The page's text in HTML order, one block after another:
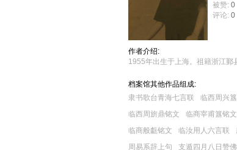
被赞: 0
评论: 0
作者介绍:
1955年出生于上海。祖籍浙江鄞
档案馆其他作品组成:
隶书歌台青海七言联
临西周兴
临西周旂鼎铭文
临商宰甫簋铭文
临商般甗铭文
临汝用人六言联
周易系辞上句
支遁四月八日赞